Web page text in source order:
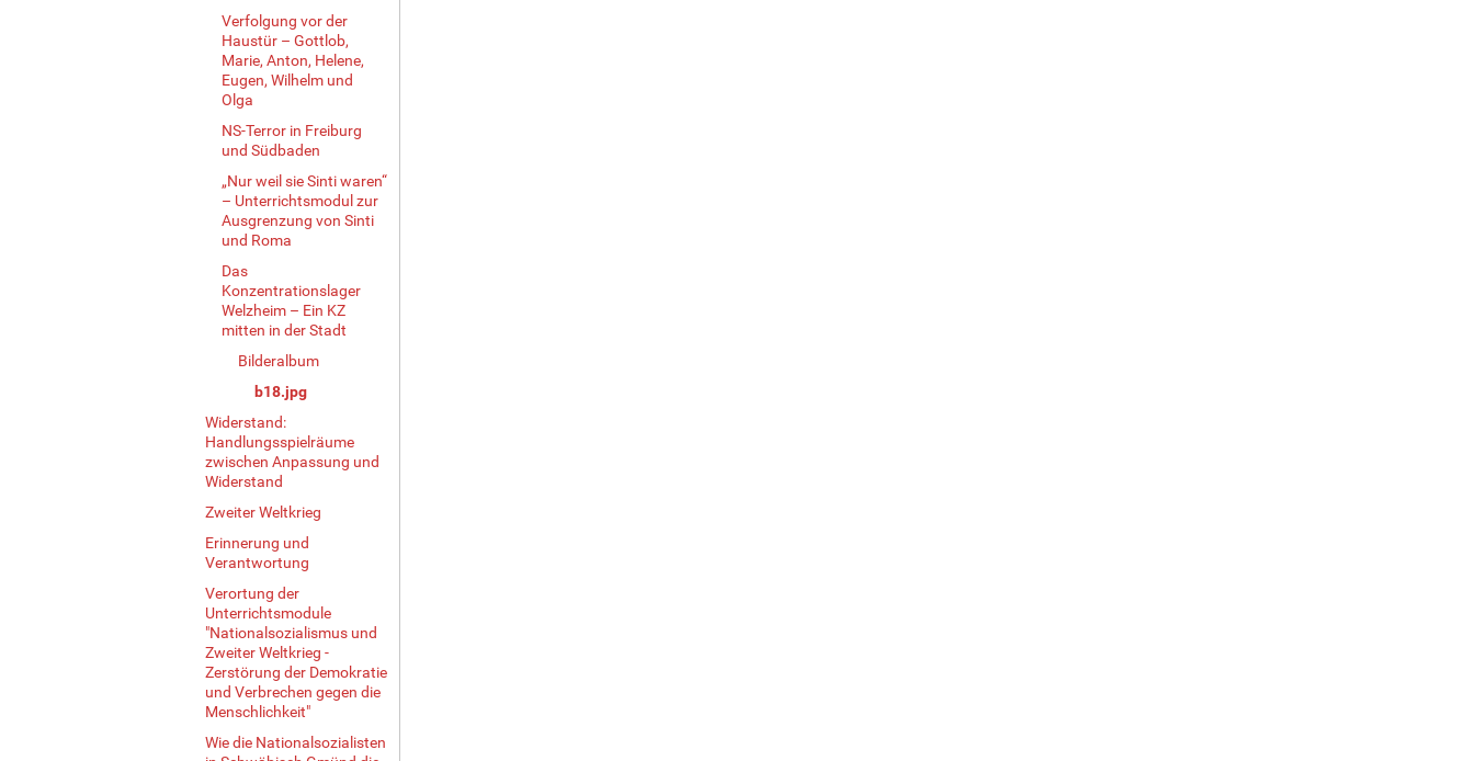
Verfolgung vor der
Haustür – Gottlob,
Marie, Anton, Helene,
Eugen, Wilhelm und
Olga
NS-Terror in Freiburg
und Südbaden
„Nur weil sie Sinti waren“
– Unterrichtsmodul zur
Ausgrenzung von Sinti
und Roma
Das
Konzentrationslager
Welzheim – Ein KZ
mitten in der Stadt
Bilderalbum
b18.jpg
Widerstand:
Handlungsspielräume
zwischen Anpassung und
Widerstand
Zweiter Weltkrieg
Erinnerung und
Verantwortung
Verortung der
Unterrichtsmodule
"Nationalsozialismus und
Zweiter Weltkrieg -
Zerstörung der Demokratie
und Verbrechen gegen die
Menschlichkeit"
Wie die Nationalsozialisten